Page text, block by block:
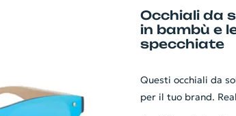
Occhiali da
in bambù e
specchiate
Questi occhiali da
per il tuo brand.